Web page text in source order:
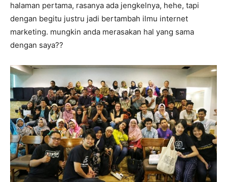
halaman pertama, rasanya ada jengkelnya, hehe, tapi
dengan begitu justru jadi bertambah ilmu internet
marketing. mungkin anda merasakan hal yang sama
dengan saya??